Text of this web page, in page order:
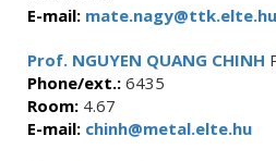
E-mail: mate.nagy@ttk.elte.hu
Prof. NGUYEN QUANG CHINH
Phone/ext.: 6435
Room: 4.67
E-mail: chinh@metal.elte.hu